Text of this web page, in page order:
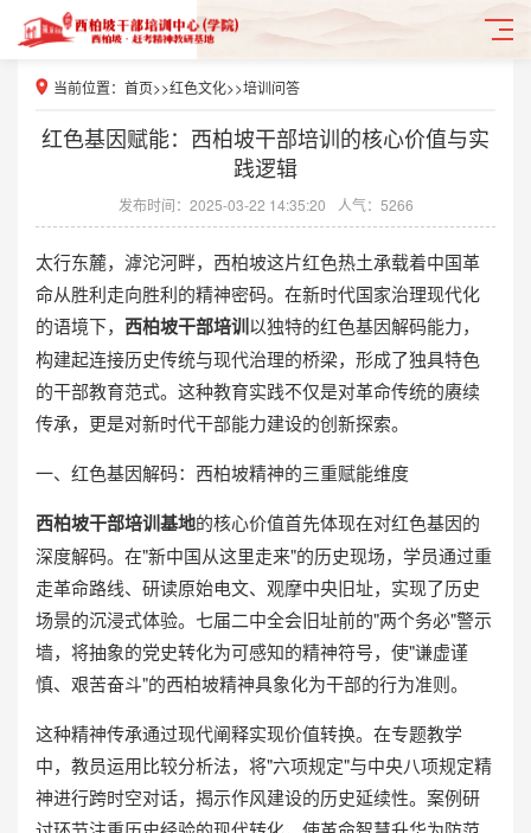
当前位置： 首页>>红色文化>>培训问答
红色基因赋能：西柏坡干部培训的核心价值与实
践逻辑
发布时间：2025-03-22 14:35:20 人气：5266
太行东麓，滹沱河畔，西柏坡这片红色热土承载着中国革
命从胜利走向胜利的精神密码。在新时代国家治理现代化
的语境下， 西柏坡干部培训以独特的红色基因解码能力，
构建起连接历史传统与现代治理的桥梁，形成了独具特色
的干部教育范式。这种教育实践不仅是对革命传统的赓续
传承，更是对新时代干部能力建设的创新探索。
一、红色基因解码：西柏坡精神的三重赋能维度
西柏坡干部培训基地的核心价值首先体现在对红色基因的
深度解码。在"新中国从这里走来"的历史现场，学员通过重
走革命路线、研读原始电文、观摩中央旧址，实现了历史
场景的沉浸式体验。七届二中全会旧址前的"两个务必"警示
墙，将抽象的党史转化为可感知的精神符号，使"谦虚谨
慎、艰苦奋斗"的西柏坡精神具象化为干部的行为准则。
这种精神传承通过现代阐释实现价值转换。在专题教学
中，教员运用比较分析法，将"六项规定"与中央八项规定精
神进行跨时空对话，揭示作风建设的历史延续性。案例研